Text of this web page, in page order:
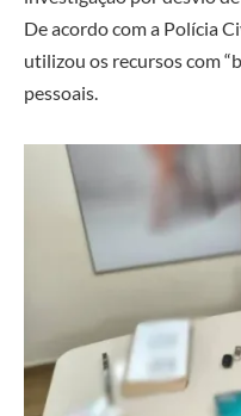
De acordo com a Polícia
utilizou os recursos com
pessoais.